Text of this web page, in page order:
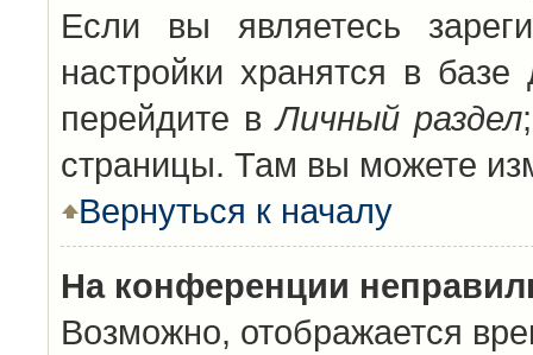
Если вы являетесь
настройки хранятся в
перейдите вЛичный раздел
страницы. Там вы можете
Вернуться к началу
На конференции
Возможно, отображается